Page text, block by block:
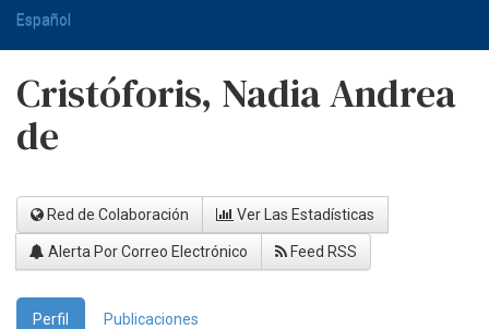
Español
Cristóforis, Nadia Andrea
de
Red de Colaboración Ver Las Estadísticas
Alerta Por Correo Electrónico Feed RSS
Perfil Publicaciones